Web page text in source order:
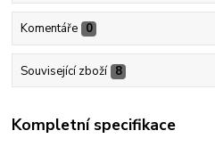
Komentáře 0
Související zboží 8
Kompletní specifikace